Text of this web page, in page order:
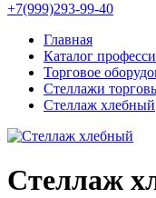
+7(999)293-99-40
Главная
Каталог
Торговое
Стеллажи
Стеллаж хлебный
Стеллаж